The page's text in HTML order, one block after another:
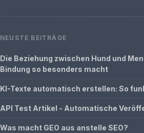
NEUSTE BEITRÄGE
Die Beziehung zwischen Hund und
Bindung so besonders macht
KI-Texte automatisch erstellen: So
API Test Artikel - Automatische
Was macht GEO aus anstelle SEO?